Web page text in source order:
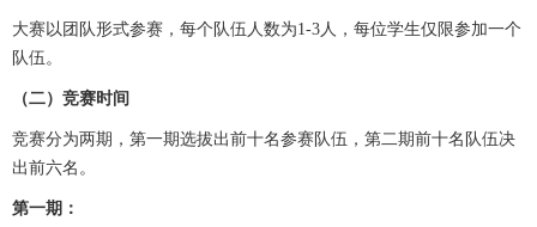
大赛以团队形式参赛，每个队伍人数为1-3人，每位学生仅限参加一个
队伍。
（二）竞赛时间
竞赛分为两期，第一期选拔出前十名参赛队伍，第二期前十名队伍决
出前六名。
第一期：